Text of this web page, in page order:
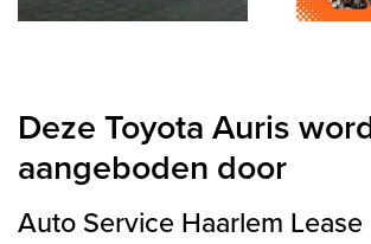
Deze Toyota Auris
aangeboden door
Auto Service Haarlem Lease